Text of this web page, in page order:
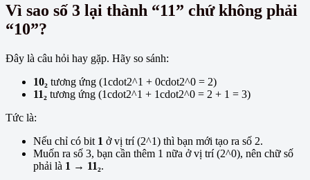
Vì sao số 3 lại thành “11” chứ không phải
“10”?
Đây là câu hỏi hay gặp. Hãy so sánh:
10₂ tương ứng (1cdot2^1 + 0cdot2^0 = 2)
11₂ tương ứng (1cdot2^1 + 1cdot2^0 = 2 + 1 = 3)
Tức là:
Nếu chỉ có bit 1 ở vị trí (2^1) thì bạn mới tạo ra số 2.
Muốn ra số 3, bạn cần thêm 1 nữa ở vị trí (2^0), nên chữ số
phải là 1 → 11₂.